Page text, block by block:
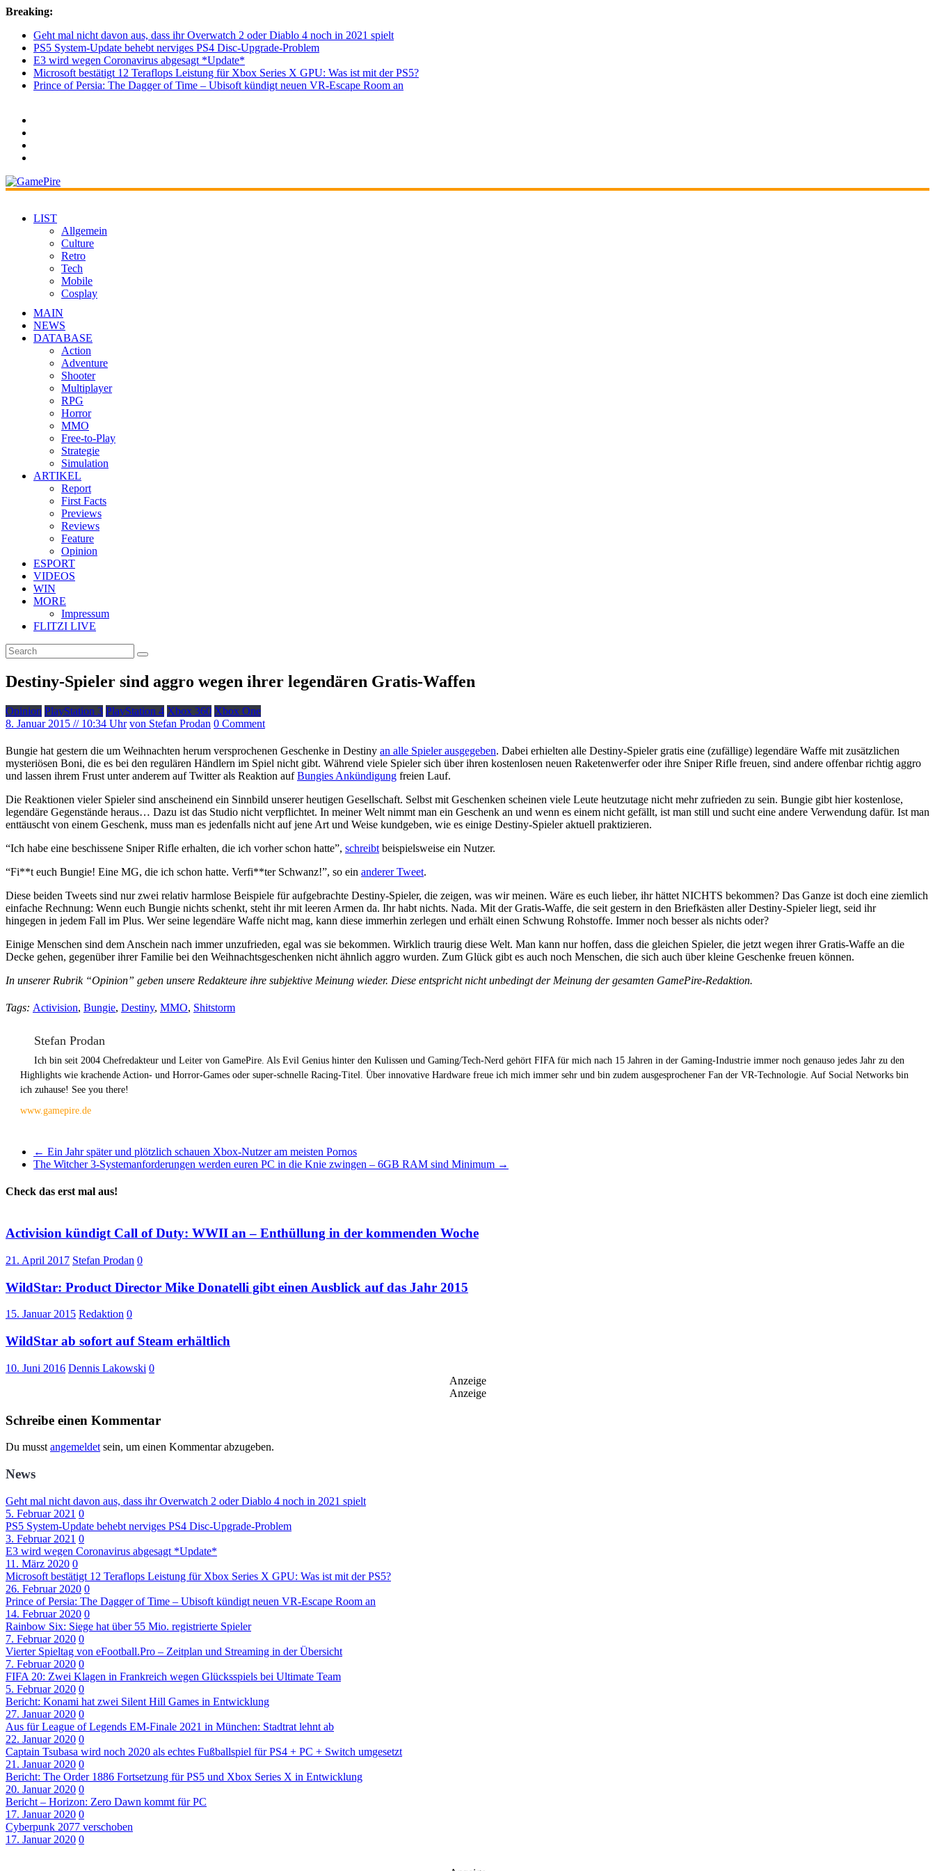
Breaking:
Geht mal nicht davon aus, dass ihr Overwatch 2 oder Diablo 4 noch in 2021 spielt
PS5 System-Update behebt nerviges PS4 Disc-Upgrade-Problem
E3 wird wegen Coronavirus abgesagt *Update*
Microsoft bestätigt 12 Teraflops Leistung für Xbox Series X GPU: Was ist mit der PS5?
Prince of Persia: The Dagger of Time – Ubisoft kündigt neuen VR-Escape Room an
LIST
Allgemein
Culture
Retro
Tech
Mobile
Cosplay
MAIN
NEWS
DATABASE
Action
Adventure
Shooter
Multiplayer
RPG
Horror
MMO
Free-to-Play
Strategie
Simulation
ARTIKEL
Report
First Facts
Previews
Reviews
Feature
Opinion
ESPORT
VIDEOS
WIN
MORE
Impressum
FLITZI LIVE
Destiny-Spieler sind aggro wegen ihrer legendären Gratis-Waffen
Opinion PlayStation 3 PlayStation 4 Xbox 360 Xbox One
8. Januar 2015 // 10:34 Uhr von Stefan Prodan 0 Comment
Bungie hat gestern die um Weihnachten herum versprochenen Geschenke in Destiny an alle Spieler ausgegeben. Dabei erhielten alle Destiny-Spieler gratis eine (zufällige) legendäre Waffe mit zusätzlichen
mysteriösen Boni, die es bei den regulären Händlern im Spiel nicht gibt. Während viele Spieler sich über ihren kostenlosen neuen Raketenwerfer oder ihre Sniper Rifle freuen, sind andere offenbar richtig aggro
und lassen ihrem Frust unter anderem auf Twitter als Reaktion aufBungies Ankündigung freien Lauf.
Die Reaktionen vieler Spieler sind anscheinend ein Sinnbild unserer heutigen Gesellschaft. Selbst mit Geschenken scheinen viele Leute heutzutage nicht mehr zufrieden zu sein. Bungie gibt hier kostenlose,
legendäre Gegenstände heraus… Dazu ist das Studio nicht verpflichtet. In meiner Welt nimmt man ein Geschenk an und wenn es einem nicht gefällt, ist man still und sucht eine andere Verwendung dafür. Ist man
enttäuscht von einem Geschenk, muss man es jedenfalls nicht auf jene Art und Weise kundgeben, wie es einige Destiny-Spieler aktuell praktizieren.
“Ich habe eine beschissene Sniper Rifle erhalten, die ich vorher schon hatte”, schreibt beispielsweise ein Nutzer.
“Fi**t euch Bungie! Eine MG, die ich schon hatte. Verfi**ter Schwanz!”, so ein anderer Tweet.
Diese beiden Tweets sind nur zwei relativ harmlose Beispiele für aufgebrachte Destiny-Spieler, die zeigen, was wir meinen. Wäre es euch lieber, ihr hättet NICHTS bekommen? Das Ganze ist doch eine ziemlich
einfache Rechnung: Wenn euch Bungie nichts schenkt, steht ihr mit leeren Armen da. Ihr habt nichts. Nada. Mit der Gratis-Waffe, die seit gestern in den Briefkästen aller Destiny-Spieler liegt, seid ihr
hingegen in jedem Fall im Plus. Wer seine legendäre Waffe nicht mag, kann diese immerhin zerlegen und erhält einen Schwung Rohstoffe. Immer noch besser als nichts oder?
Einige Menschen sind dem Anschein nach immer unzufrieden, egal was sie bekommen. Wirklich traurig diese Welt. Man kann nur hoffen, dass die gleichen Spieler, die jetzt wegen ihrer Gratis-Waffe an die
Decke gehen, gegenüber ihrer Familie bei den Weihnachtsgeschenken nicht ähnlich aggro wurden. Zum Glück gibt es auch noch Menschen, die sich auch über kleine Geschenke freuen können.
In unserer Rubrik “Opinion” geben unsere Redakteure ihre subjektive Meinung wieder. Diese entspricht nicht unbedingt der Meinung der gesamten GamePire-Redaktion.
Tags: Activision, Bungie, Destiny, MMO, Shitstorm
Stefan Prodan
Ich bin seit 2004 Chefredakteur und Leiter von GamePire. Als Evil Genius hinter den Kulissen und Gaming/Tech-Nerd gehört FIFA für mich nach 15 Jahren in der Gaming-Industrie immer noch genauso jedes Jahr zu den
Highlights wie krachende Action- und Horror-Games oder super-schnelle Racing-Titel. Über innovative Hardware freue ich mich immer sehr und bin zudem ausgesprochener Fan der VR-Technologie. Auf Social Networks bin
ich zuhause! See you there!
www.gamepire.de
← Ein Jahr später und plötzlich schauen Xbox-Nutzer am meisten Pornos
The Witcher 3-Systemanforderungen werden euren PC in die Knie zwingen – 6GB RAM sind Minimum →
Check das erst mal aus!
Activision kündigt Call of Duty: WWII an – Enthüllung in der kommenden Woche
21. April 2017 Stefan Prodan 0
WildStar: Product Director Mike Donatelli gibt einen Ausblick auf das Jahr 2015
15. Januar 2015 Redaktion 0
WildStar ab sofort auf Steam erhältlich
10. Juni 2016 Dennis Lakowski 0
Anzeige
Anzeige
Schreibe einen Kommentar
Du musst angemeldet sein, um einen Kommentar abzugeben.
News
Geht mal nicht davon aus, dass ihr Overwatch 2 oder Diablo 4 noch in 2021 spielt
5. Februar 2021 0
PS5 System-Update behebt nerviges PS4 Disc-Upgrade-Problem
3. Februar 2021 0
E3 wird wegen Coronavirus abgesagt *Update*
11. März 2020 0
Microsoft bestätigt 12 Teraflops Leistung für Xbox Series X GPU: Was ist mit der PS5?
26. Februar 2020 0
Prince of Persia: The Dagger of Time – Ubisoft kündigt neuen VR-Escape Room an
14. Februar 2020 0
Rainbow Six: Siege hat über 55 Mio. registrierte Spieler
7. Februar 2020 0
Vierter Spieltag von eFootball.Pro – Zeitplan und Streaming in der Übersicht
7. Februar 2020 0
FIFA 20: Zwei Klagen in Frankreich wegen Glücksspiels bei Ultimate Team
5. Februar 2020 0
Bericht: Konami hat zwei Silent Hill Games in Entwicklung
27. Januar 2020 0
Aus für League of Legends EM-Finale 2021 in München: Stadtrat lehnt ab
22. Januar 2020 0
Captain Tsubasa wird noch 2020 als echtes Fußballspiel für PS4 + PC + Switch umgesetzt
21. Januar 2020 0
Bericht: The Order 1886 Fortsetzung für PS5 und Xbox Series X in Entwicklung
20. Januar 2020 0
Bericht – Horizon: Zero Dawn kommt für PC
17. Januar 2020 0
Cyberpunk 2077 verschoben
17. Januar 2020 0